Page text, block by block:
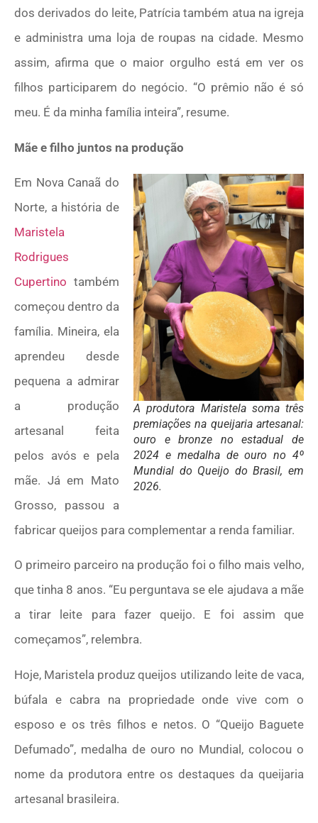
dos derivados do leite, Patrícia também atua na igreja
e administra uma loja de roupas na cidade. Mesmo
assim, afirma que o maior orgulho está em ver os
filhos participarem do negócio. “O prêmio não é só
meu. É da minha família inteira”, resume.
Mãe e filho juntos na produção
A produtora Maristela soma três
premiações na queijaria artesanal:
ouro e bronze no estadual de
2024 e medalha de ouro no 4º
Mundial do Queijo do Brasil, em
2026.
Em Nova Canaã do
Norte, a história de
Maristela
Rodrigues
Cupertino também
começou dentro da
família. Mineira, ela
aprendeu desde
pequena a admirar
a produção
artesanal feita
pelos avós e pela
mãe. Já em Mato
Grosso, passou a
fabricar queijos para complementar a renda familiar.
O primeiro parceiro na produção foi o filho mais velho,
que tinha 8 anos. “Eu perguntava se ele ajudava a mãe
a tirar leite para fazer queijo. E foi assim que
começamos”, relembra.
Hoje, Maristela produz queijos utilizando leite de vaca,
búfala e cabra na propriedade onde vive com o
esposo e os três filhos e netos. O “Queijo Baguete
Defumado”, medalha de ouro no Mundial, colocou o
nome da produtora entre os destaques da queijaria
artesanal brasileira.